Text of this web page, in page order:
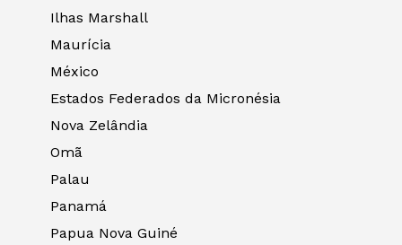
Ilhas Marshall
Maurícia
México
Estados Federados da Micronésia
Nova Zelândia
Omã
Palau
Panamá
Papua Nova Guiné